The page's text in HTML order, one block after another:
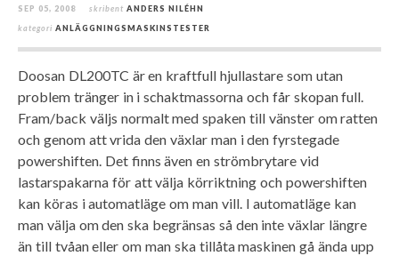
SEP 05, 2008 skribent ANDERS NILÉHN
kategori ANLÄGGNINGSMASKINSTESTER
Doosan DL200TC är en kraftfull hjullastare som utan
problem tränger in i schaktmassorna och får skopan full.
Fram/back väljs normalt med spaken till vänster om ratten
och genom att vrida den växlar man i den fyrstegade
powershiften. Det finns även en strömbrytare vid
lastarspakarna för att välja körriktning och powershiften
kan köras i automatläge om man vill. I automatläge kan
man välja om den ska begränsas så den inte växlar längre
än till tvåan eller om man ska tillåta maskinen gå ända upp